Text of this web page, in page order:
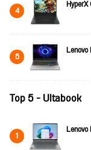
4
5 Lenovo
Top 5 - Ultabook
1